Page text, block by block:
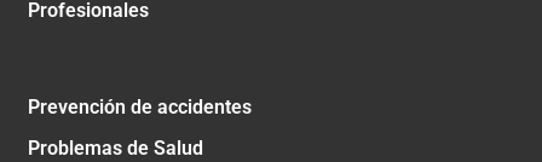
Profesionales
Prevención de accidentes
Problemas de Salud